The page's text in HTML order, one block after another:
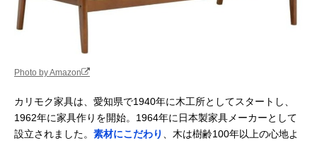
Photo by Amazon
カリモク家具は、愛知県で1940年に木工所としてスタートし、
1962年に家具作りを開始。1964年に日本製家具メーカーとして
設立されました。 素材にこだわり
、木は樹齢100年以上の心地よ